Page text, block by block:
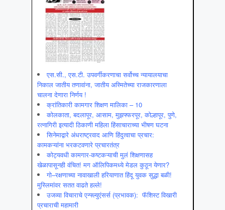
एस.सी., एस.टी. उपवर्गीकरणाचा सर्वोच्च न्यायालयाचा
निकाल जातीय तणावांना, जातीय अस्मितेच्या राजकारणाला
चालना देणारा निर्णय !
क्रांतिकारी कामगार शिक्षण मालिका – 10
कोलकाता, बदलापूर, आसाम, मुझफ्फरपूर, कोल्हापूर, पुणे,
रत्नागिरी इत्यादी ठिकाणी महिला हिंसाचाराच्या भीषण घटना
सिनेमाद्वारे अंधराष्ट्रवाद आणि हिंदुत्वाचा प्रचार:
कामकऱ्यांना भरकटवणारे प्रचारतंत्र
कोट्यवधी कामगार-कष्टकऱ्याची मुलं शिक्षणासह
खेळापासूनही वंचित! मग ऑलिपिकमध्ये मेडल कुठून येणार?
गो–रक्षणाच्या नावाखाली हरियाणात हिंदू युवक सुद्धा बळी!
मुस्लिमांवर सतत वाढते हल्ले!
उजव्या विचाराचे एन्फ्ल्युएंसर्स (प्रभावक): फॅशिस्ट विखारी
प्रचाराची महामारी